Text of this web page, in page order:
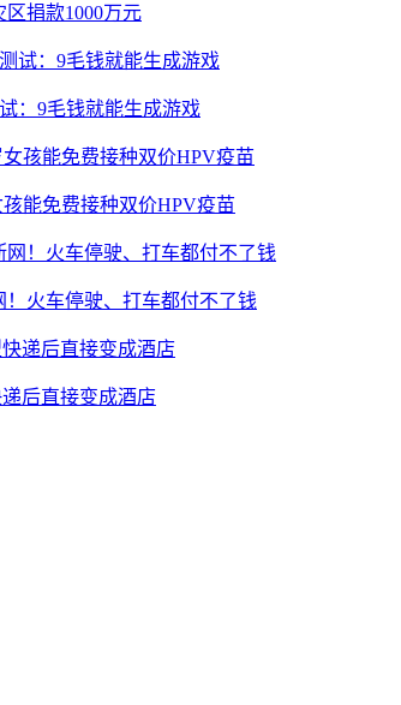
捐款1000万元
：9毛钱就能生成游戏
能免费接种双价HPV疫苗
火车停驶、打车都付不了钱
后直接变成酒店